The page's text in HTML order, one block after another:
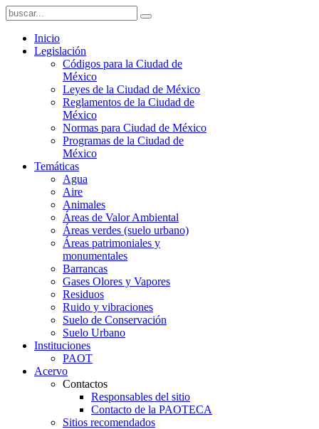
Inicio
Legislación
Códigos para la Ciudad de
México
Leyes de la Ciudad de México
Reglamentos de la Ciudad de
México
Normas para Ciudad de México
Programas de la Ciudad de
México
Temáticas
Agua
Aire
Animales
Áreas de Valor Ambiental
Áreas verdes (suelo urbano)
Áreas patrimoniales y
monumentales
Barrancas
Gases Olores y Vapores
Residuos
Ruido y vibraciones
Suelo de Conservación
Suelo Urbano
Instituciones
PAOT
Acervo
Contactos
Responsables del sitio
Contacto de la PAOTECA
Sitios recomendados